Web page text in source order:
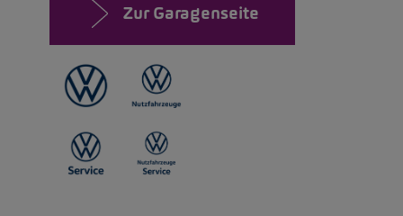
Zur Garagenseite